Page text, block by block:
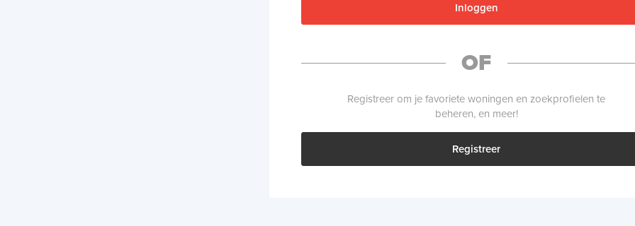
Inloggen
OF
Registreer om je favoriete woningen en zoekprofielen te
beheren, en meer!
Registreer